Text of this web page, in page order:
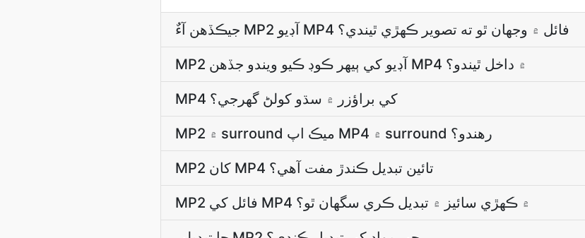
جيڪڏھن آءٌ MP2 آڊيو MP4 فائل ۾ وجھان ٿو ته تصوير ڪھڙي ٿيندي؟
MP2 آڊيو کي ٻيهر ڪوڊ ڪيو ويندو جڏھن MP4 ۾ داخل ٿيندو؟
MP4 کي براؤزر ۾ سڌو کولڻ گھرجي؟
MP2 ۾ surround ميڪ اپ MP4 ۾ surround رھندو؟
MP2 کان MP4 تائين تبديل ڪندڙ مفت آهي؟
MP2 فائل کي MP4 ۾ ڪهڙي سائيز ۾ تبديل ڪري سگهان ٿو؟